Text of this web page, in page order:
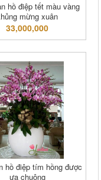
hồ điệp tết màu vàng
mừng xuân
33,000,000
hồ điệp tím hồng được
ưa chuộng